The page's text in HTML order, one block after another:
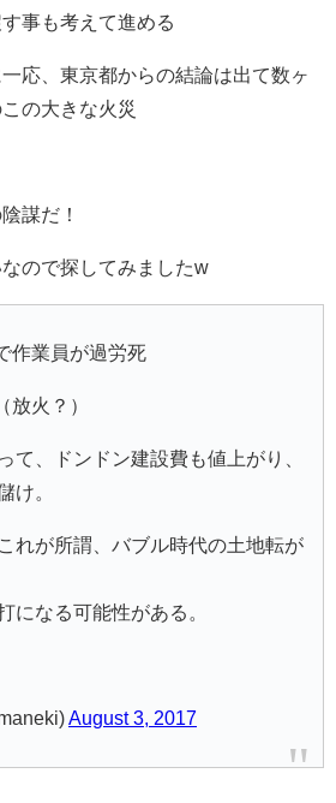
事も考えて進める
応、東京都からの結論は出て数ヶ
の大きな火災
謀だ！
ので探してみましたw
作業員が過労死
放火？）
て、ドンドン建設費も値上がり、
け。
れが所謂、バブル時代の土地転が
になる可能性がある。
August 3, 2017